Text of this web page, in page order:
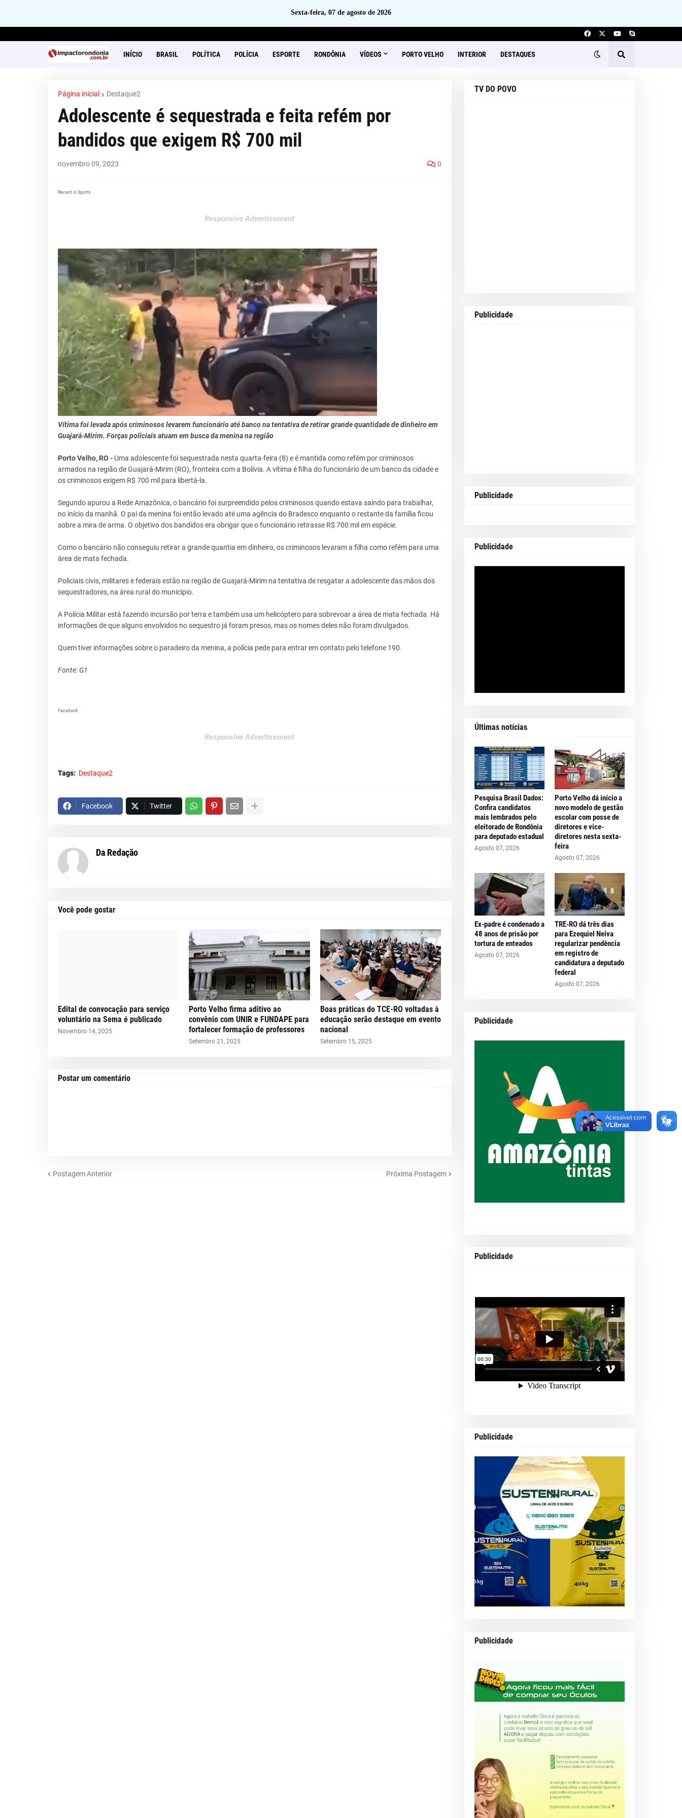
Sexta-feira, 07 de agosto de 2026
INÍCIO BRASIL POLÍTICA POLÍCIA ESPORTE RONDÔNIA VÍDEOS PORTO VELHO INTERIOR DESTAQUES
Página inicial Destaque2
Adolescente é sequestrada e feita refém por
bandidos que exigem R$ 700 mil
novembro 09, 2023 0
Recent in Sports
Responsive Advertisement
Vítima foi levada após criminosos levarem funcionário até banco na tentativa de retirar grande quantidade de dinheiro em
Guajará-Mirim. Forças policiais atuam em busca da menina na região
Porto Velho, RO - Uma adolescente foi sequestrada nesta quarta-feira (8) e é mantida como refém por criminosos
armados na região de Guajará-Mirim (RO), fronteira com a Bolívia. A vítima é filha do funcionário de um banco da cidade e
os criminosos exigem R$ 700 mil para libertá-la.
Segundo apurou a Rede Amazônica, o bancário foi surpreendido pelos criminosos quando estava saindo para trabalhar,
no início da manhã. O pai da menina foi então levado até uma agência do Bradesco enquanto o restante da família ficou
sobre a mira de arma. O objetivo dos bandidos era obrigar que o funcionário retirasse R$ 700 mil em espécie.
Como o bancário não conseguiu retirar a grande quantia em dinheiro, os criminosos levaram a filha como refém para uma
área de mata fechada.
Policiais civis, militares e federais estão na região de Guajará-Mirim na tentativa de resgatar a adolescente das mãos dos
sequestradores, na área rural do município.
A Polícia Militar está fazendo incursão por terra e também usa um helicóptero para sobrevoar a área de mata fechada. Há
informações de que alguns envolvidos no sequestro já foram presos, mas os nomes deles não foram divulgados.
Quem tiver informações sobre o paradeiro da menina, a polícia pede para entrar em contato pelo telefone 190.
Fonte: G1
Facebook
Responsive Advertisement
Tags: Destaque2
Facebook Twitter
Da Redação
Você pode gostar
Edital de convocação para serviço
voluntário na Sema é publicado
Novembro 14, 2025
Porto Velho firma aditivo ao
convênio com UNIR e FUNDAPE para
fortalecer formação de professores
Setembro 21, 2025
Boas práticas do TCE-RO voltadas à
educação serão destaque em evento
nacional
Setembro 15, 2025
Postar um comentário
Postagem Anterior Próxima Postagem
TV DO POVO
Publicidade
Publicidade
Publicidade
Últimas notícias
Pesquisa Brasil Dados:
Confira candidatos
mais lembrados pelo
eleitorado de Rondônia
para deputado estadual
Agosto 07, 2026
Porto Velho dá início a
novo modelo de gestão
escolar com posse de
diretores e vice-
diretores nesta sexta-
feira
Agosto 07, 2026
Ex-padre é condenado a
48 anos de prisão por
tortura de enteados
Agosto 07, 2026
TRE-RO dá três dias
para Ezequiel Neiva
regularizar pendência
em registro de
candidatura a deputado
federal
Agosto 07, 2026
Publicidade
Publicidade
Publicidade
Publicidade